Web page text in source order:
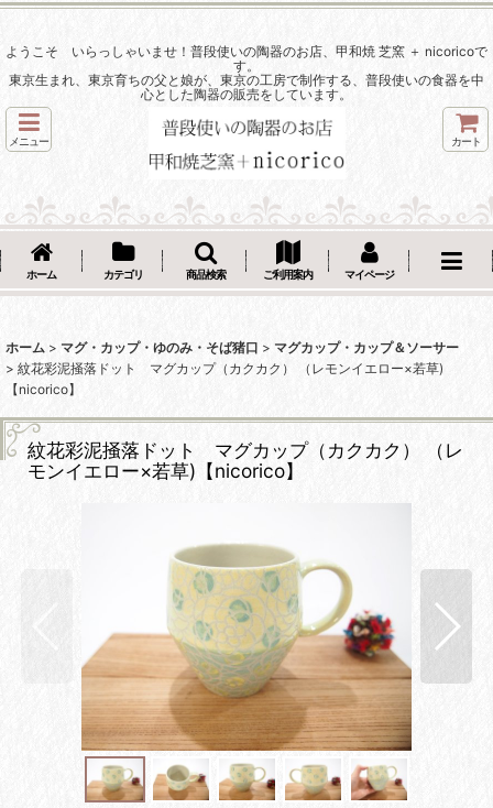
ようこそ いらっしゃいませ！普段使いの陶器のお店、甲和焼 芝窯 ＋ nicoricoで
す。
東京生まれ、東京育ちの父と娘が、東京の工房で制作する、普段使いの食器を中
心とした陶器の販売をしています。
メニュー カート
ホーム カテゴリ 商品検索 ご利用案内 マイページ
ホーム > マグ・カップ・ゆのみ・そば猪口 > マグカップ・カップ＆ソーサー
> 紋花彩泥掻落ドット マグカップ（カクカク） （レモンイエロー×若草)
【nicorico】
紋花彩泥掻落ドット マグカップ（カクカク） （レ
モンイエロー×若草)【nicorico】